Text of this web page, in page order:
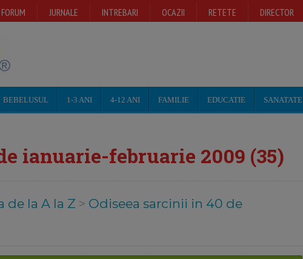
FORUM JURNALE INTREBARI OCAZII RETETE DIRECTOR
BEBELUSUL 1-3 ANI 4-12 ANI FAMILIE EDUCATIE SANATATE
ianuarie-februarie 2009 (35)
de la A la Z > Odiseea sarcinii in 40 de